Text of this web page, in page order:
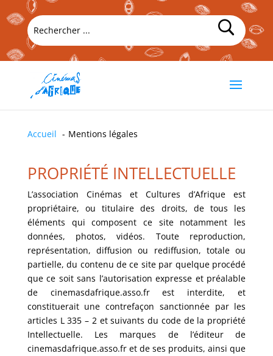
Accueil Mentions légales
PROPRIÉTÉ INTELLECTUELLE
L’association Cinémas et Cultures d’Afrique est
propriétaire, ou titulaire des droits, de tous les
éléments qui composent ce site notamment les
données, photos, vidéos. Toute reproduction,
représentation, diffusion ou rediffusion, totale ou
partielle, du contenu de ce site par quelque procédé
que ce soit sans l’autorisation expresse et préalable
de cinemasdafrique.asso.fr est interdite, et
constituerait une contrefaçon sanctionnée par les
articles L 335 – 2 et suivants du code de la propriété
Intellectuelle. Les marques de l’éditeur de
cinemasdafrique.asso.fr et de ses produits, ainsi que